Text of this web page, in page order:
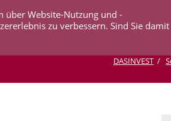
über Website-Nutzung und -
zu verbessern. Sind Sie damit
KOOPERATION
DASINVEST